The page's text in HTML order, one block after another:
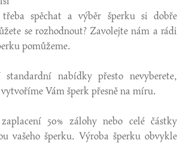
spěchat a výběr šperku si dobře
se rozhodnout? Zavolejte nám a rádi
pomůžeme.
nabídky přesto nevyberete,
Vám šperk přesně na míru.
50% zálohy nebo celé částky
vašeho šperku. Výroba šperku obvykle